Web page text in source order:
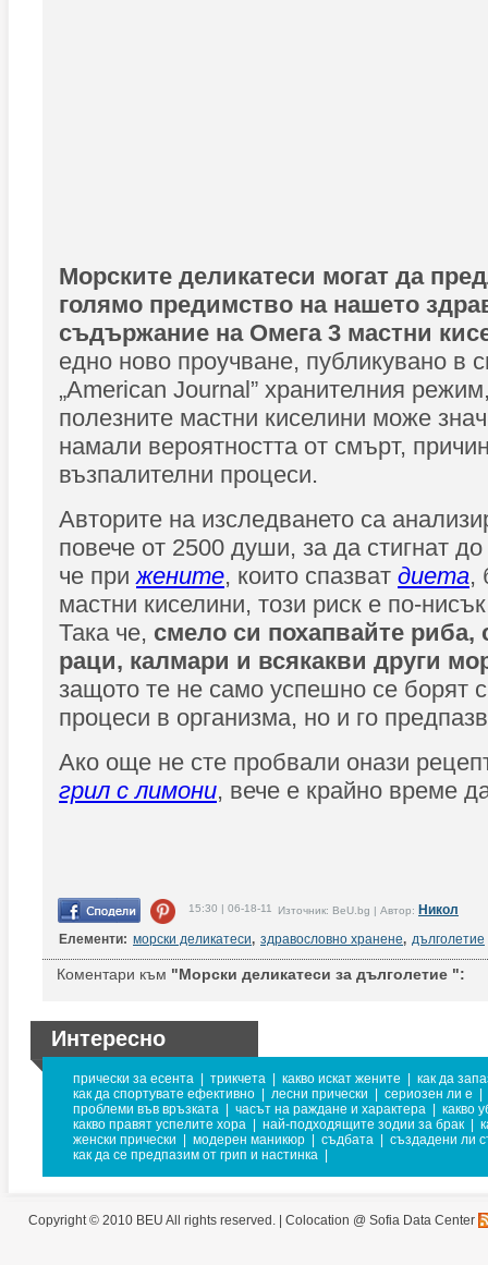
Морските деликатеси могат да
голямо предимство на нашето
съдържание на Омега 3 мастни
едно ново проучване, публикувано в
„American Journal” хранителния
полезните мастни киселини може
намали вероятността от смърт,
възпалителни процеси.
Авторите на изследването са
повече от 2500 души, за да стигнат
че прижените, които спазват диета,
мастни киселини, този риск е по-
Така че, смело си похапвайте риба,
раци, калмари и всякакви други
защото те не само успешно се борят
процеси в организма, но и го
Ако още не сте пробвали онази
грил с лимони, вече е крайно време
15:30 | 06-18-11 Източник: BeU.bg | Автор: Никол
Елементи: морски деликатеси, здравословно хранене, дълголетие
Коментари към "Морски деликатеси за дълголетие ":
Интересно
прически за есента трикчета какво искат жените
как да
как да спортувате ефективно
лесни прически сериозен ли е
проблеми във връзката
часът на раждане и характера
какво
какво правят успелите хора
най-подходящите зодии за брак
женски прически
модерен маникюр съдбата
създадени ли
как да се предпазим от грип и настинка
Copyright © 2010 BEU All rights reserved. | Colocation @ Sofia Data Center